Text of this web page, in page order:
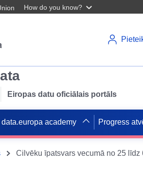
How do you know?
Eiropas datu oficiālais portāls
data.europa academy Progress
Cilvēku īpatsvars vecumā no 25 līdz